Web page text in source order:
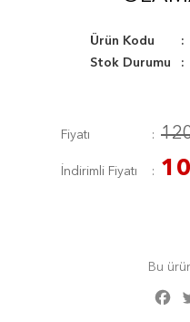
Ürün Kodu
Stok Durumu
Fiyatı
İndirimli Fiyatı
Bu